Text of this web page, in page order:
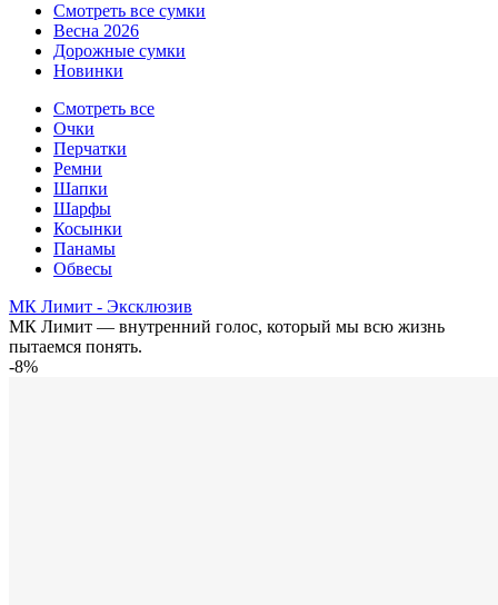
Смотреть все сумки
Весна 2026
Дорожные сумки
Новинки
Смотреть все
Очки
Перчатки
Ремни
Шапки
Шарфы
Косынки
Панамы
Обвесы
МК Лимит - Эксклюзив
МК Лимит — внутренний голос, который мы всю жизнь
пытаемся понять.
-8%